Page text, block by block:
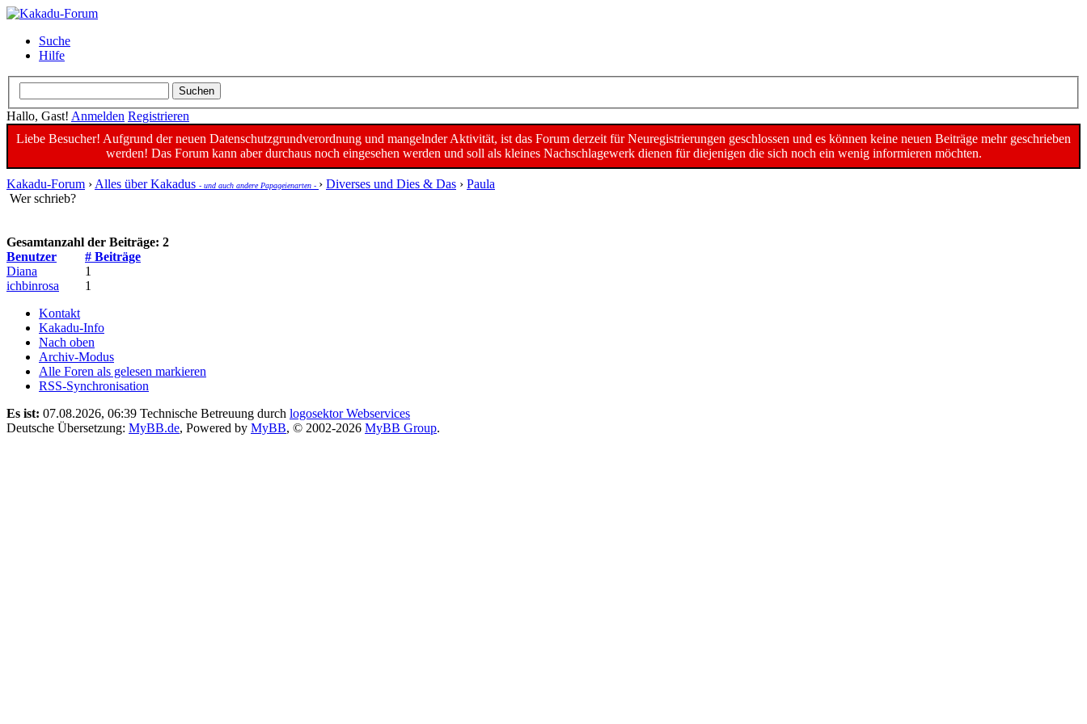
Suche
Hilfe
Hallo, Gast! Anmelden Registrieren
Liebe Besucher! Aufgrund der neuen Datenschutzgrundverordnung und mangelnder Aktivität, ist das Forum derzeit für Neuregistrierungen geschlossen und es können keine neuen Beiträge mehr geschrieben
werden! Das Forum kann aber durchaus noch eingesehen werden und soll als kleines Nachschlagewerk dienen für diejenigen die sich noch ein wenig informieren möchten.
Kakadu-Forum › Alles über Kakadus - und auch andere Papageienarten - › Diverses und Dies & Das › Paula
Wer schrieb?
Gesamtanzahl der Beiträge: 2
Benutzer
# Beiträge
Diana
1
ichbinrosa
1
Kontakt
Kakadu-Info
Nach oben
Archiv-Modus
Alle Foren als gelesen markieren
RSS-Synchronisation
Es ist: 07.08.2026, 06:39 Technische Betreuung durch logosektor Webservices
Deutsche Übersetzung: MyBB.de, Powered by MyBB, © 2002-2026 MyBB Group.